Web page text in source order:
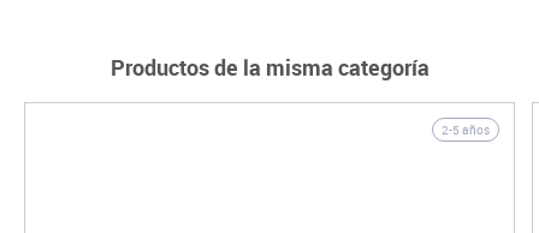
Productos de la misma categoría
2-5 años